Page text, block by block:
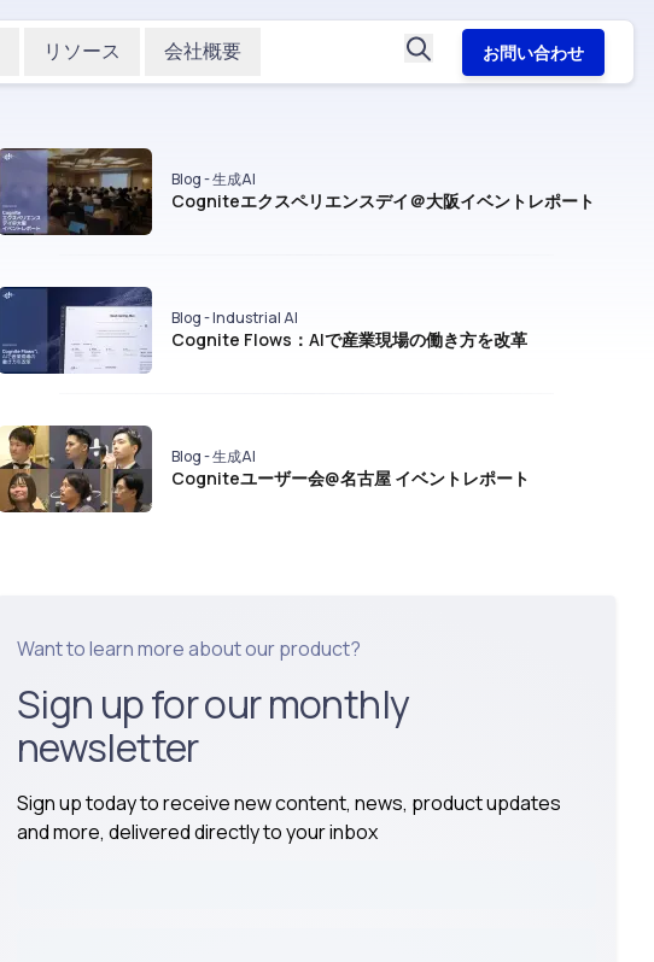
リソース 会社概要 お問い合わせ
Blog - 生成AI
Cogniteエクスペリエンスデイ＠大阪イベントレポート
Blog - Industrial AI
Cognite Flows：AIで産業現場の働き方を改革
Blog - 生成AI
Cogniteユーザー会@名古屋 イベントレポート
Want to learn more about our product?
Sign up for our monthly
newsletter
Sign up today to receive new content, news, product updates
and more, delivered directly to your inbox